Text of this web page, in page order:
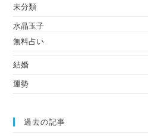
未分類
水晶玉子
無料占い
結婚
運勢
過去の記事